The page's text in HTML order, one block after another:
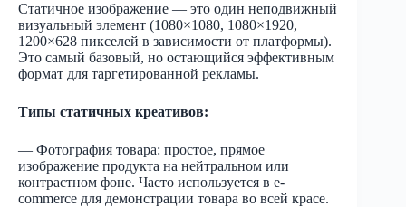
Статичное изображение — это один неподвижный
визуальный элемент (1080×1080, 1080×1920,
1200×628 пикселей в зависимости от платформы).
Это самый базовый, но остающийся эффективным
формат для таргетированной рекламы.
Типы статичных креативов:
— Фотография товара: простое, прямое
изображение продукта на нейтральном или
контрастном фоне. Часто используется в e-
commerce для демонстрации товара во всей красе.